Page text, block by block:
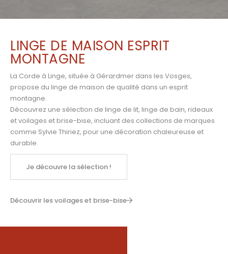
LINGE DE MAISON ESPRIT
MONTAGNE
La Corde à Linge, située à Gérardmer dans les Vosges,
propose du linge de maison de qualité dans un esprit
montagne.
Découvrez une sélection de linge de lit, linge de bain, rideaux
et voilages et brise-bise, incluant des collections de marques
comme Sylvie Thiriez, pour une décoration chaleureuse et
durable.
Je découvre la sélection !
Découvrir les voilages et brise-bise